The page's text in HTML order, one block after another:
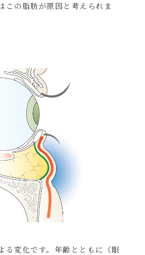
この脂肪が原因と考えられま
る変化です。年齢とともに《眼